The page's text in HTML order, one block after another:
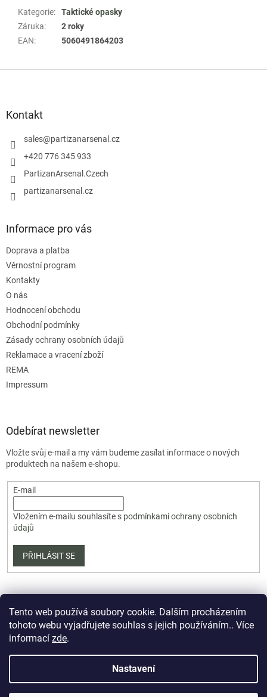
Tento web používá soubory cookie. Dalším procházením
tohoto webu vyjadřujete souhlas s jejich používáním.. Více
informací zde.
Nastavení
Kategorie:
Taktické opasky
Záruka:
2 roky
EAN: 5060491864203
Kontakt
sales@partizanarsenal.cz
+420 776 345 933
PartizanArsenal.Czech
partizanarsenal.cz
Informace pro vás
Doprava a platba
Věrnostní program
Kontakty
O nás
Hodnocení obchodu
Obchodní podmínky
Zásady ochrany osobních údajů
Reklamace a vracení zboží
REMA
Impressum
Odebírat newsletter
Vložte svůj e-mail a my vám budeme zasílat informace o nových
produktech na našem e-shopu.
E-mail
Vložením e-mailu souhlasíte s podmínkami ochrany osobních
údajů
PŘIHLÁSIT SE